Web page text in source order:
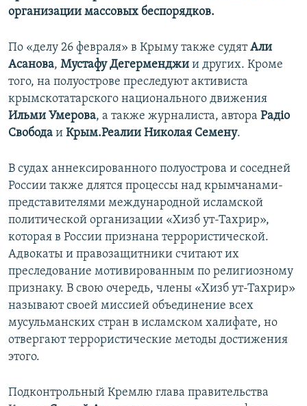
организации массовых беспорядков.
По «делу 26 февраля» в Крыму также судятАли
Асанова, Мустафу Дегерменджи и других. Кроме
того, на полуострове преследуют активиста
крымскотатарского национального движения
Ильми Умерова, а также журналиста, автора Радіо
Свобода и Крым.Реалии Николая Семену.
В судах аннексированного полуострова и соседней
России также длятся процессы над крымчанами-
представителями международной исламской
политической организации «Хизб ут-Тахрир»,
которая в России признана террористической.
Адвокаты и правозащитники считают их
преследование мотивированным по религиозному
признаку. В свою очередь, члены «Хизб ут-Тахрир»
называют своей миссией объединение всех
мусульманских стран в исламском халифате, но
отвергают террористические методы достижения
этого.
Подконтрольный Кремлю глава правительства